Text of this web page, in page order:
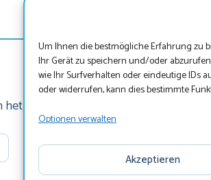
Um Ihnen die bestmögliche Erfahrung zu
Ihr Gerät zu speichern und/oder
wie Ihr Surfverhalten oder eindeutige IDs
oder widerrufen, kann dies bestimmte
Optionen verwalten
Akzeptieren
Duits, wil je onze website bezoeken in